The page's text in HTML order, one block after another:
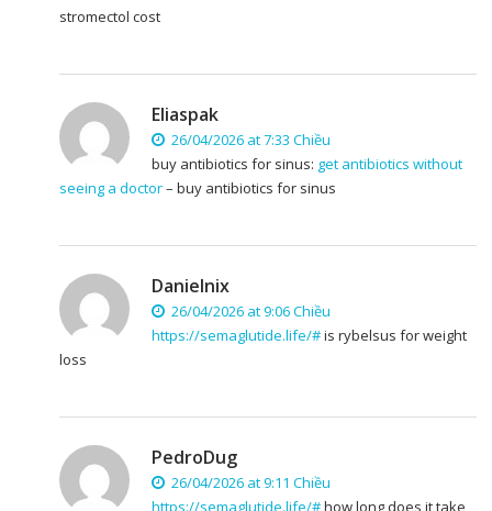
stromectol cost
Eliaspak
26/04/2026 at 7:33 Chiều
buy antibiotics for sinus: get antibiotics without
seeing a doctor– buy antibiotics for sinus
Danielnix
26/04/2026 at 9:06 Chiều
https://semaglutide.life/#is rybelsus for weight
loss
PedroDug
26/04/2026 at 9:11 Chiều
https://semaglutide.life/#how long does it take